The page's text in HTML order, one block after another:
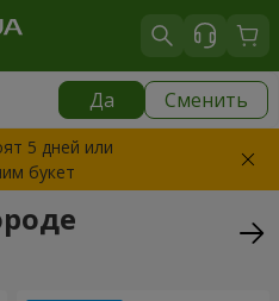
Да Сменить
5 дней или
букет